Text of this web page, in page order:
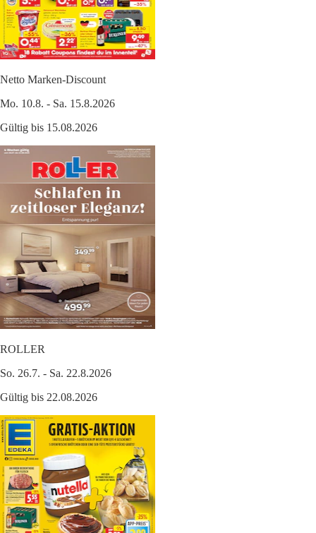
Netto Marken-Discount
Mo. 10.8. - Sa. 15.8.2026
Gültig bis 15.08.2026
ROLLER
So. 26.7. - Sa. 22.8.2026
Gültig bis 22.08.2026